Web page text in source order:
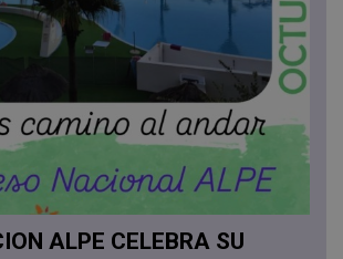
ALPE CELEBRA SU